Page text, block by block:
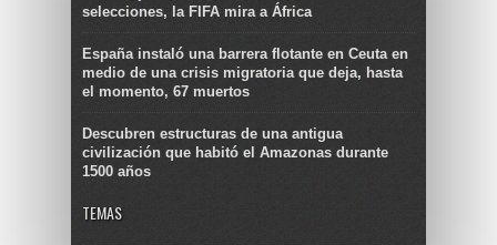
selecciones, la FIFA mira a África
España instaló una barrera flotante en Ceuta en
medio de una crisis migratoria que deja, hasta
el momento, 67 muertos
Descubren estructuras de una antigua
civilización que habitó el Amazonas durante
1500 años
TEMAS